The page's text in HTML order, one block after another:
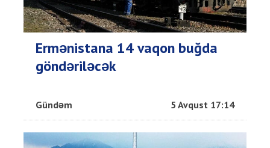
Ermənistana 14 vaqon buğda
göndəriləcək
Gündəm 5 Avqust 17:14